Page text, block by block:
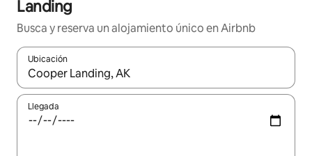
Landing
Busca y reserva un alojamiento único en Airbnb
Ubicación
Cuando los resultados estén disponibles, podrás navegar
Llegada